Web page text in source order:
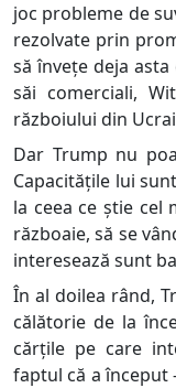
joc probleme de
rezolvate prin
să învețe deja
săi comerciali,
războiului din
Dar Trump nu
Capacitățile lui
la ceea ce știe cel
războaie, să se
interesează sunt
În al doilea rând,
călătorie de la
cărțile pe care
faptul că a